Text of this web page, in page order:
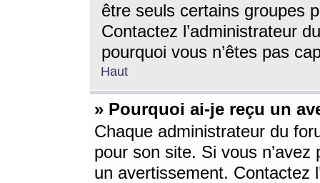
être seuls certains groupes
Contactez l’administrateur
pourquoi vous n’êtes pas
Haut
» Pourquoi ai-je reçu un
Chaque administrateur du
pour son site. Si vous
un avertissement. Contactez